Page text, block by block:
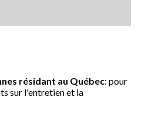
résidant au Québec: pour
sur l'entretien et la